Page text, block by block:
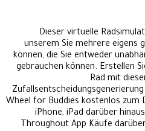
Dieser virtuelle
unserem Sie mehrere eigens
können, die Sie entweder
gebrauchen können. Erstellen
Rad mit
Wheel for Buddies kostenlos zum
iPhone, iPad darüber
Throughout App Käufe